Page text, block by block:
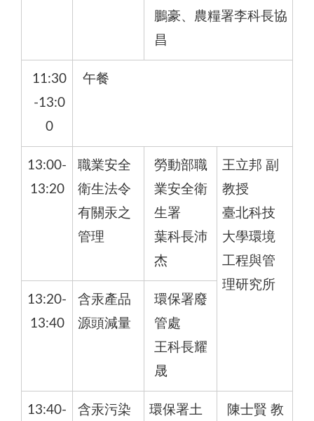
鵬豪、農糧署李科長協
昌
11:30
-13:0
0
午餐
13:00-
13:20
職業安全
衛生法令
有關汞之
管理
勞動部職
業安全衛
生署
葉科長沛
杰
王立邦 副
教授
臺北科技
大學環境
工程與管
理研究所
13:20-
13:40
含汞產品
源頭減量
環保署廢
管處
王科長耀
晟
13:40-
含汞污染
環保署土
陳士賢 教